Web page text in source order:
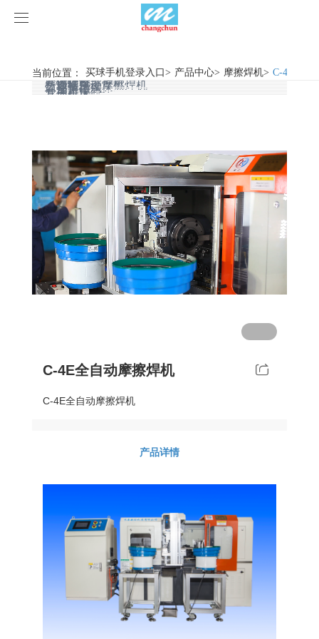
买球手机登录入口
产品中心
摩擦焊机
惯性摩擦焊机
连续驱动摩擦焊机
数控铣床
买球手机登录入口
行业新闻
企业动态
案例展示
客户案例
荣誉资质
关于我们
当前位置： 买球手机登录入口> 产品中心> 摩擦焊机> C-4E全自
旋弧焊机
摩擦焊机
惯性摩擦焊机
连续驱动摩擦焊机
数控铣床
简易数控铣床
普通铣床
加工中心
专用机床
其他机床
C-4E全自动摩擦焊机
C-4E全自动摩擦焊机
产品详情